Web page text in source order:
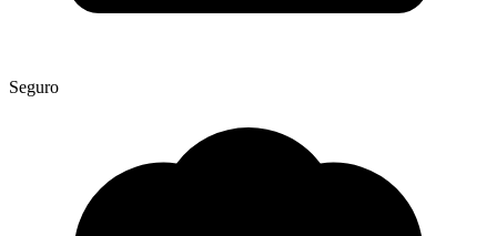
Seguro